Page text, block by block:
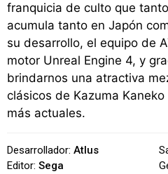
franquicia de culto que
acumula tanto en Japón
su desarrollo, el equipo de
motor Unreal Engine 4, y
brindarnos una atractiva
clásicos de Kazuma
más actuales.
Desarrollador: Atlus
Editor: Sega